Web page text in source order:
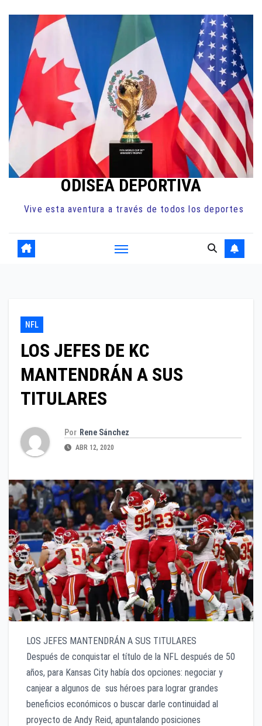
contenido
ODISEA DEPORTIVA
Vive esta aventura a través de todos los deportes
NFL
LOS JEFES DE KC
MANTENDRÁN A SUS
TITULARES
Por Rene Sánchez
ABR 12, 2020
LOS JEFES MANTENDRÁN A SUS TITULARES
Después de conquistar el título de la NFL después de 50
años, para Kansas City había dos opciones: negociar y
canjear a algunos de sus héroes para lograr grandes
beneficios económicos o buscar darle continuidad al
proyecto de Andy Reid, apuntalando posiciones